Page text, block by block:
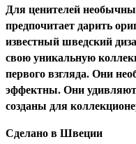
Для ценителей
предпочитает дарить
известный шведский
свою уникальную
первого взгляда. Они
эффектны. Они
созданы для
Сделано в Швеции